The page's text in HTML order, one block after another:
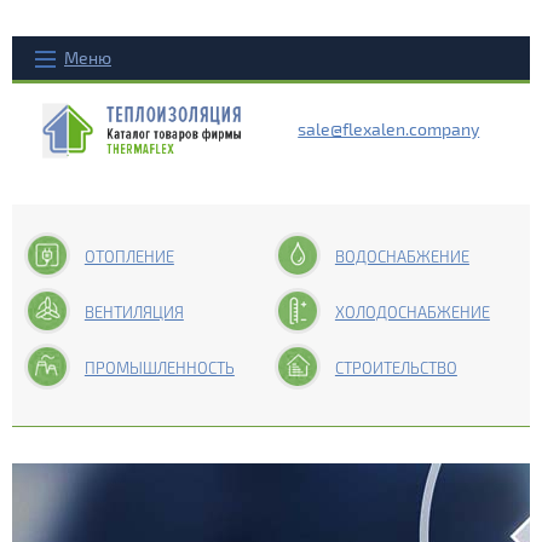
Меню
sale@flexalen.company
ОТОПЛЕНИЕ ВОДОСНАБЖЕНИЕ
ВЕНТИЛЯЦИЯ ХОЛОДОСНАБЖЕНИЕ
ПРОМЫШЛЕННОСТЬ СТРОИТЕЛЬСТВО